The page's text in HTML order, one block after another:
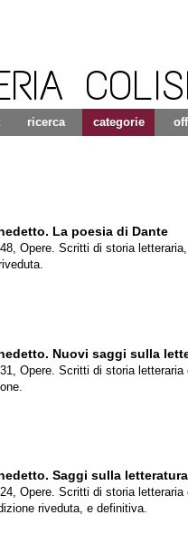
ricerca categorie
La poesia di Dante
Opere. Scritti di storia letteraria,
Nuovi saggi sulla
Opere. Scritti di storia letteraria
Saggi sulla
Opere. Scritti di storia letteraria
riveduta, e definitiva.